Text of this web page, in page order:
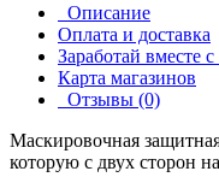
Описание
Оплата и доставка
Заработай вместе
Карта магазинов
Отзывы (0)
Маскировочная
которую с двух сторон